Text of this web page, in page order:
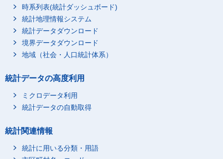
時系列表(統計ダッシュボード)
統計地理情報システム
統計データダウンロード
境界データダウンロード
地域（社会・人口統計体系）
統計データの高度利用
ミクロデータ利用
統計データの自動取得
統計関連情報
統計に用いる分類・用語